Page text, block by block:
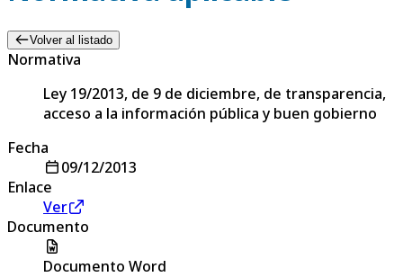
Volver al listado
Normativa
Ley 19/2013, de 9 de diciembre, de transparencia,
acceso a la información pública y buen gobierno
Fecha
09/12/2013
Enlace
Ver
Documento
Documento Word